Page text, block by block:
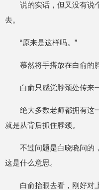
说的实话，但又没有说
去。
“原来是这样吗。”
慕然将手搭放在白俞的
白俞只感觉脖颈处传来
绝大多数老师都拥有这
就是从背后抓住脖颈。
不过问题是白晓晓问的
这是什么意思。
白俞抬眼去看，刚好对